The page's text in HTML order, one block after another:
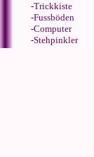
-Trickkiste
-Fussböden
-Computer
-Stehpinkler